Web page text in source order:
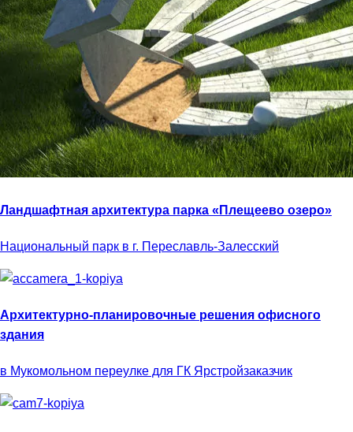
Ландшафтная архитектура парка «Плещеево озеро»
Национальный парк в г. Переславль-Залесский
Архитектурно-планировочные решения офисного
здания
в Мукомольном переулке для ГК Ярстройзаказчик